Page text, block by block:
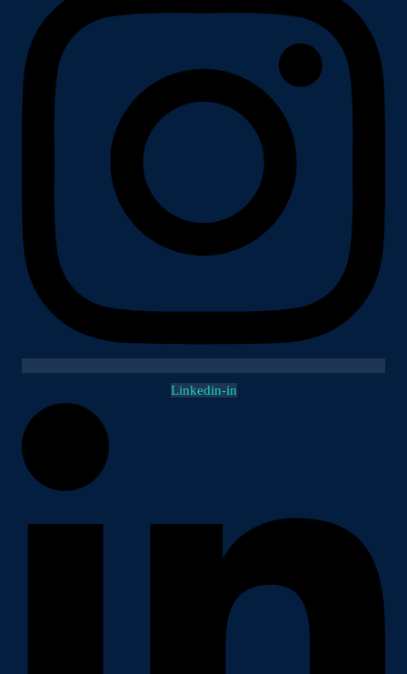
Linkedin-in